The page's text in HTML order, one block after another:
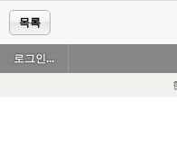
목록
로그인...